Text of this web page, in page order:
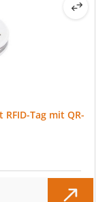
Tag mit QR-